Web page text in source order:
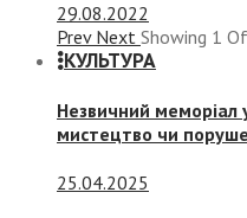
29.08.2022
Prev Next Showing 1 Of
КУЛЬТУРА
Незвичний меморіал
мистецтво чи
25.04.2025